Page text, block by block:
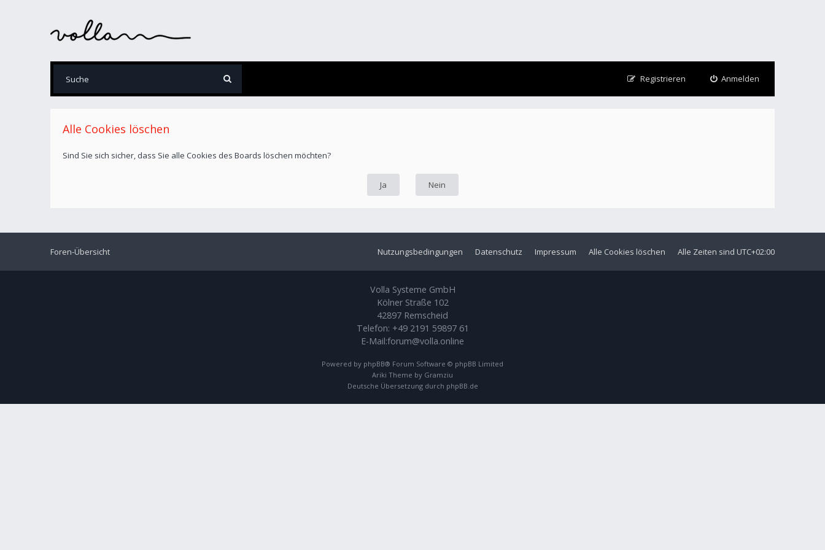
Anmelden
Registrieren
Alle Cookies löschen
Sind Sie sich sicher, dass Sie alle Cookies des Boards löschen möchten?
Foren-Übersicht Alle Zeiten sind UTC+02:00
Alle Cookies löschen
Impressum
Datenschutz
Nutzungsbedingungen
Volla Systeme GmbH
Kölner Straße 102
42897 Remscheid
Telefon: +49 2191 59897 61
E-Mail:forum@volla.online
Powered by phpBB® Forum Software © phpBB Limited
Ariki Theme by Gramziu
Deutsche Übersetzung durch phpBB.de